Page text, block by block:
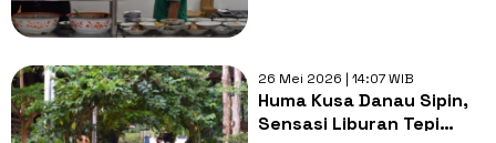
26 Mei 2026 | 14:07 WIB
Huma Kusa Danau Sipin,
Sensasi Liburan Tepi